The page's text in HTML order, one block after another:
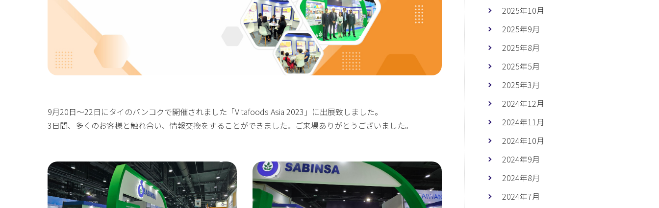
9月20日～22日にタイのバンコクで開催されました「Vitafoods Asia 2023」に出展致しました。
3日間、多くのお客様と触れ合い、情報交換をすることができました。ご来場ありがとうございました。
2025年10月
2025年9月
2025年8月
2025年5月
2025年3月
2024年12月
2024年11月
2024年10月
2024年9月
2024年8月
2024年7月